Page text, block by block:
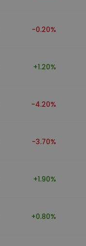
-0.20%
+1.20%
-4.20%
-3.70%
+1.90%
+0.80%